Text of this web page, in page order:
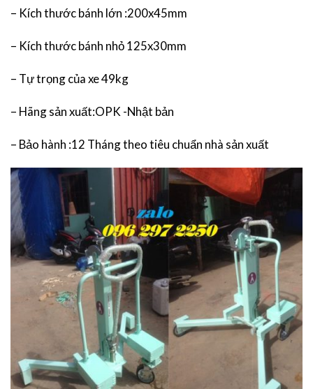
– Kích thước bánh lớn :200x45mm
– Kích thước bánh nhỏ 125x30mm
– Tự trọng của xe 49kg
– Hãng sản xuất:OPK -Nhật bản
– Bảo hành :12 Tháng theo tiêu chuẩn nhà sản xuất